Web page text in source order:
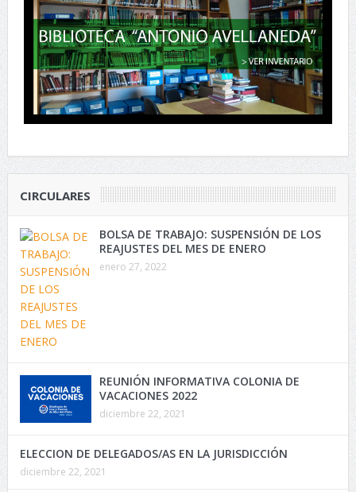
CIRCULARES
BOLSA DE TRABAJO: SUSPENSIÓN DE LOS
REAJUSTES DEL MES DE ENERO
enero 27, 2022
REUNIÓN INFORMATIVA COLONIA DE
VACACIONES 2022
diciembre 22, 2021
ELECCION DE DELEGADOS/AS EN LA JURISDICCIÓN
diciembre 22, 2021